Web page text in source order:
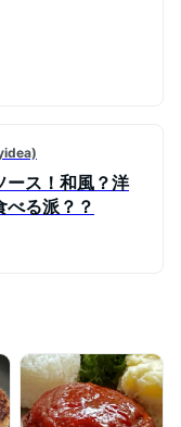
ース！和風？洋
べる派？？